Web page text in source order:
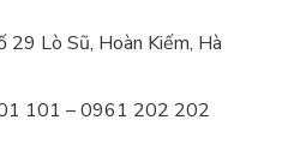
29 Lò Sũ, Hoàn Kiếm, Hà
101 – 0961 202 202